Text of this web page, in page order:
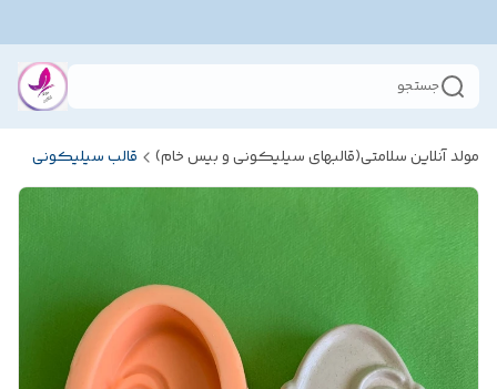
جستجو
مولد آنلاین سلامتی(قالبهای سیلیکونی و بیس خام) قالب سیلیکونی